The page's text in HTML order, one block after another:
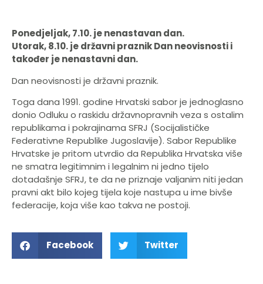
Ponedjeljak, 7.10. je nenastavan dan.
Utorak, 8.10. je državni praznik Dan neovisnosti i
također je nenastavni dan.
Dan neovisnosti je državni praznik.
Toga dana 1991. godine Hrvatski sabor je jednoglasno
donio Odluku o raskidu državnopravnih veza s ostalim
republikama i pokrajinama SFRJ (Socijalističke
Federativne Republike Jugoslavije). Sabor Republike
Hrvatske je pritom utvrdio da Republika Hrvatska više
ne smatra legitimnim i legalnim ni jedno tijelo
dotadašnje SFRJ, te da ne priznaje valjanim niti jedan
pravni akt bilo kojeg tijela koje nastupa u ime bivše
federacije, koja više kao takva ne postoji.
Facebook Twitter